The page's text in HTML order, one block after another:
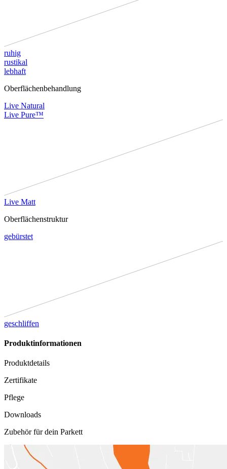
ruhig
rustikal
lebhaft
Oberflächenbehandlung
Live Natural
Live Pure™
Live Matt
Oberflächenstruktur
gebürstet
geschliffen
Produktinformationen
Produktdetails
Zertifikate
Pflege
Downloads
Zubehör für dein Parkett